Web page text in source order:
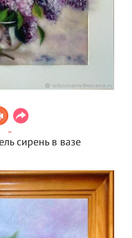
сирень в вазе